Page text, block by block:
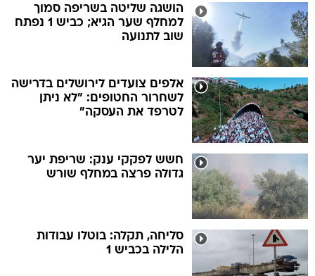
הושגה שליטה בשריפה סמוך
למחלף שער הגיא; כביש 1 נפתח
שוב לתנועה
אלפים צועדים לירושלים בדרישה
לשחרור החטופים: "לא ניתן
לטרפד את העסקה"
חשש לפקקי ענק: שריפת יער
גדולה פרצה במחלף שורש
סליחה, תקלה: בוטלו עבודות
הלילה בכביש 1